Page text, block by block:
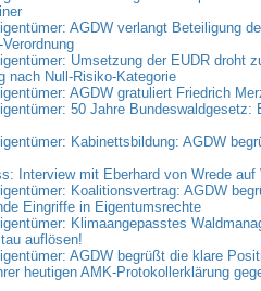
AGDW verlangt Beteiligung
Umsetzung der EUDR droht
nach Null-Risiko-Kategorie
AGDW gratuliert Friedrich
50 Jahre Bundeswaldgesetz:
Kabinettsbildung: AGDW
Interview mit Eberhard von Wrede auf
Koalitionsvertrag: AGDW
Eingriffe in Eigentumsrechte
Klimaangepasstes
auflösen!
AGDW begrüßt die klare
heutigen AMK-Protokollerklärung